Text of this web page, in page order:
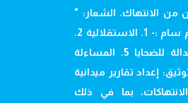
من الانتهاك. الشعار: "
من التوثيق إلى العدالة قيم سام :- 1. الاستقلالية 2.
المهنية 3. النزاهة 4. العدالة للضحايا 5. المساءلة
إعداد تقارير ميدانية
بما في ذلك